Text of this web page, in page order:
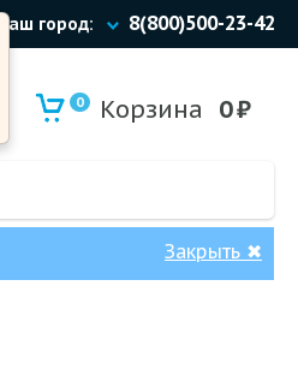
Ваш город: 8(800)500-23-42
0 Корзина 0₽
Закрыть ✖